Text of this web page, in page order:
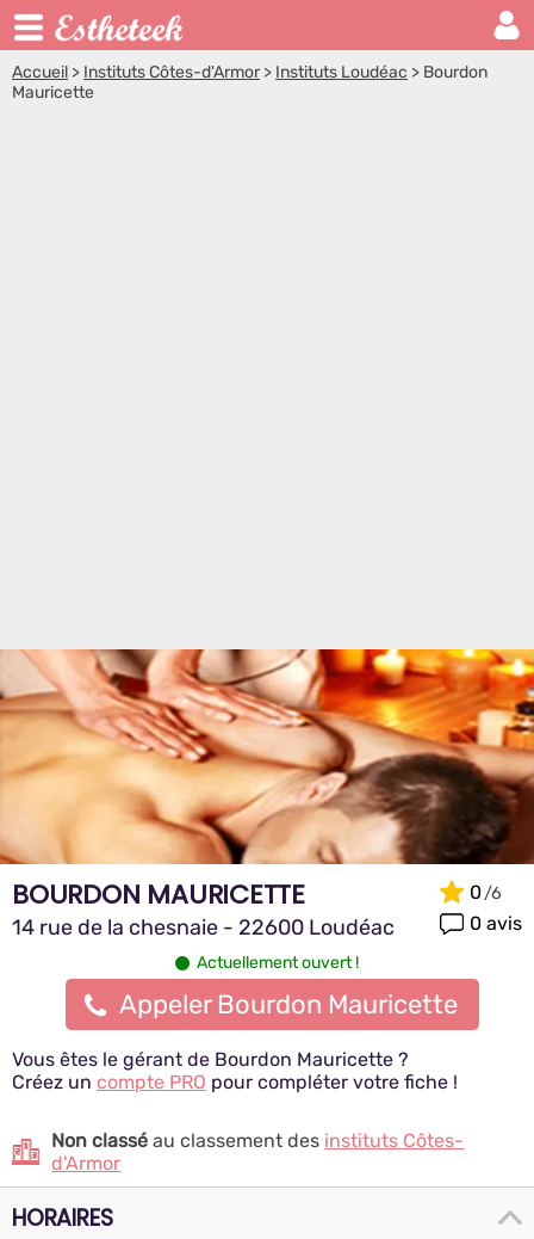
Accueil > Instituts Côtes-d'Armor > Instituts Loudéac > Bourdon
Mauricette
BOURDON MAURICETTE
14 rue de la chesnaie - 22600 Loudéac
0
0 avis
Actuellement ouvert !
Appeler Bourdon Mauricette
Vous êtes le gérant de Bourdon Mauricette ?
Créez un compte PRO pour compléter votre fiche !
Non classé au classement des instituts Côtes-
d'Armor
HORAIRES